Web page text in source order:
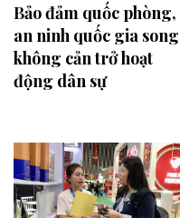
Bảo đảm quốc phòng,
an ninh quốc gia song
không cản trở hoạt
động dân sự